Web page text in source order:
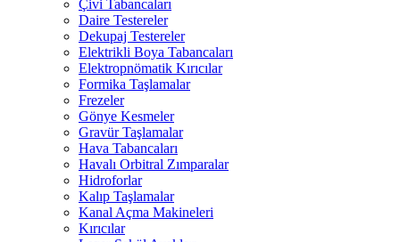
Çivi Tabancaları
Daire Testereler
Dekupaj Testereler
Elektrikli Boya Tabancaları
Elektropnömatik Kırıcılar
Formika Taşlamalar
Frezeler
Gönye Kesmeler
Gravür Taşlamalar
Hava Tabancaları
Havalı Orbitral Zımparalar
Hidroforlar
Kalıp Taşlamalar
Kanal Açma Makineleri
Kırıcılar